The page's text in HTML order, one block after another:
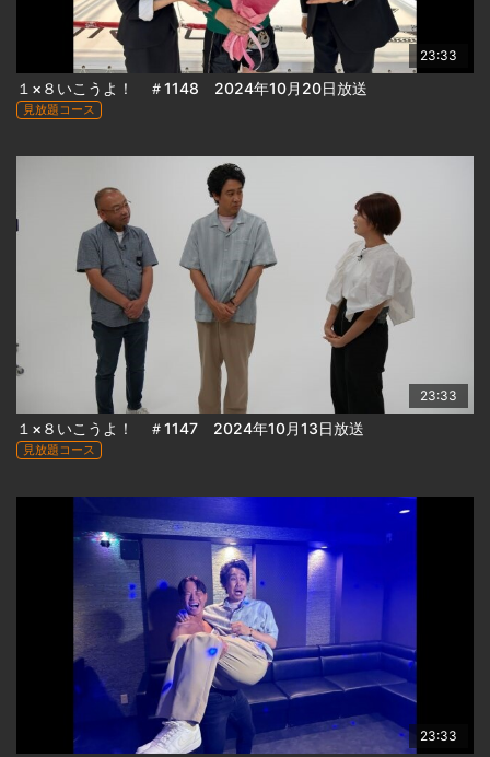
23:33
１×８いこうよ！ ＃1148 2024年10月20日放送
見放題コース
23:33
１×８いこうよ！ ＃1147 2024年10月13日放送
見放題コース
23:33